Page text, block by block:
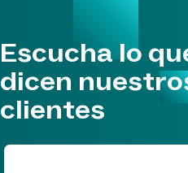
Escucha lo
dicen
clientes